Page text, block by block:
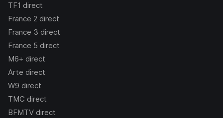
TF1 direct
France 2 direct
France 3 direct
France 5 direct
M6+ direct
Arte direct
W9 direct
TMC direct
BFMTV direct